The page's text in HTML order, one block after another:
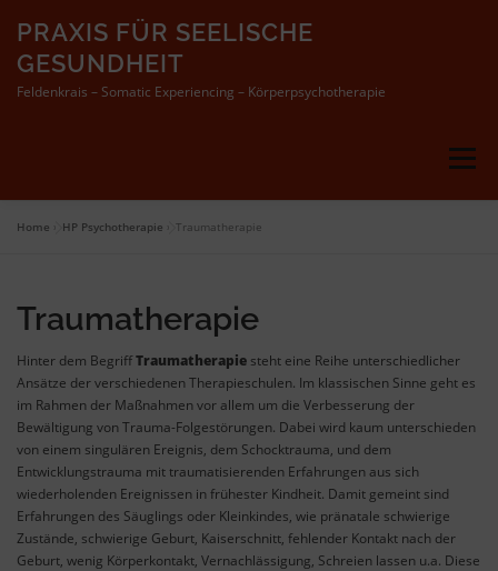
Inhalt
springen
PRAXIS FÜR SEELISCHE
GESUNDHEIT
Feldenkrais – Somatic Experiencing – Körperpsychotherapie
Menü
FELDENKRAIS
PROGRESSIVE MUSKELRELAXATION
KURSPLAN & PREISE KONTAKT IMPRESSUM
Home HP Psychotherapie Traumatherapie
Traumatherapie
Hinter dem BegriffTraumatherapie steht eine Reihe unterschiedlicher
Ansätze der verschiedenen Therapieschulen. Im klassischen Sinne geht es
im Rahmen der Maßnahmen vor allem um die Verbesserung der
Bewältigung von Trauma-Folgestörungen. Dabei wird kaum unterschieden
von einem singulären Ereignis, dem Schocktrauma, und dem
Entwicklungstrauma mit traumatisierenden Erfahrungen aus sich
wiederholenden Ereignissen in frühester Kindheit. Damit gemeint sind
Erfahrungen des Säuglings oder Kleinkindes, wie pränatale schwierige
Zustände, schwierige Geburt, Kaiserschnitt, fehlender Kontakt nach der
Geburt, wenig Körperkontakt, Vernachlässigung, Schreien lassen u.a. Diese